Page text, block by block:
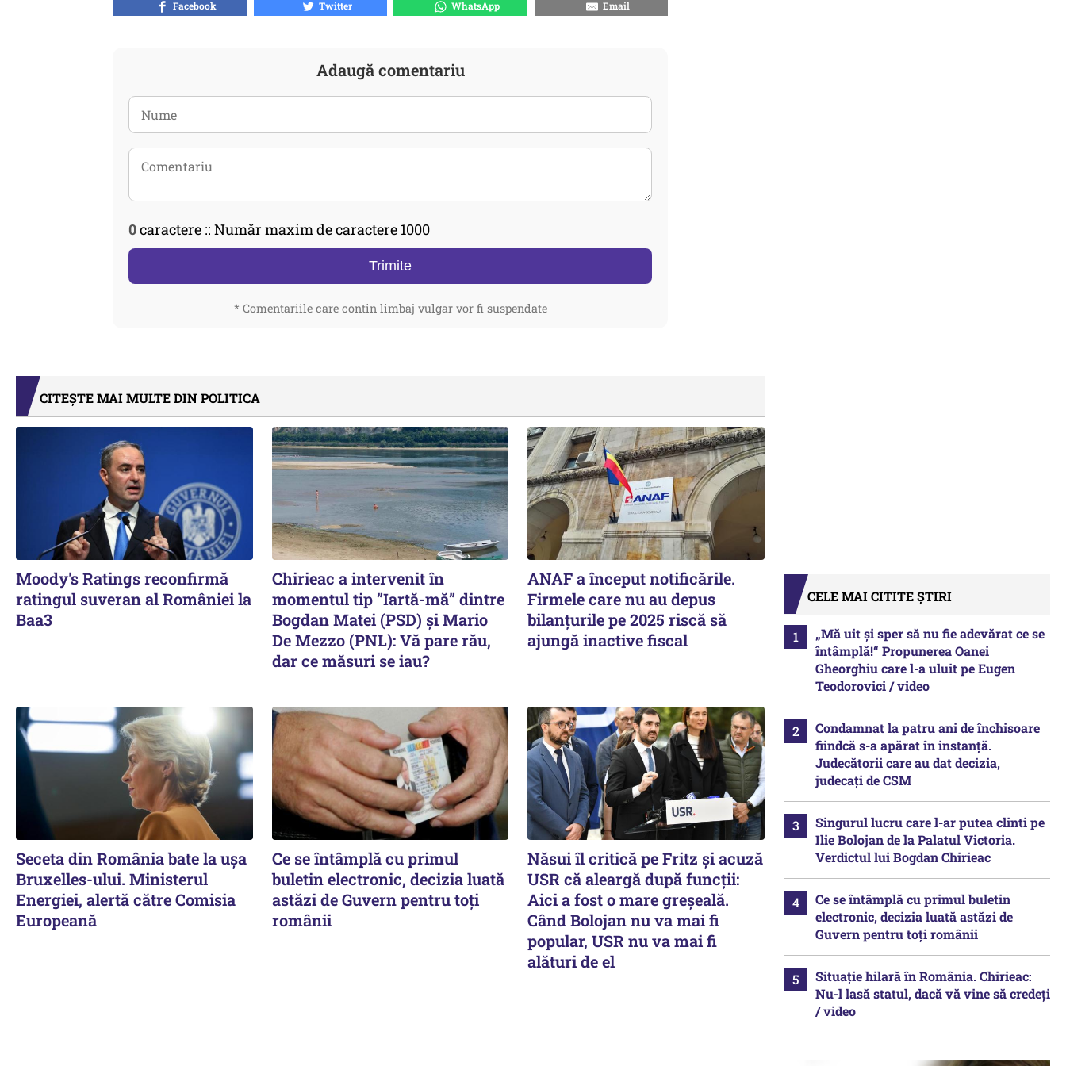
Facebook Twitter WhatsApp Email
Adaugă comentariu
0caractere :: Număr maxim de caractere 1000
Trimite
* Comentariile care contin limbaj vulgar vor fi suspendate
CITEȘTE MAI MULTE DIN POLITICA
Moody's Ratings reconfirmă
ratingul suveran al României la
Baa3
Chirieac a intervenit în
momentul tip ”Iartă-mă” dintre
Bogdan Matei (PSD) și Mario
De Mezzo (PNL): Vă pare rău,
dar ce măsuri se iau?
ANAF a început notificările.
Firmele care nu au depus
bilanțurile pe 2025 riscă să
ajungă inactive fiscal
Seceta din România bate la ușa
Bruxelles-ului. Ministerul
Energiei, alertă către Comisia
Europeană
Ce se întâmplă cu primul
buletin electronic, decizia luată
astăzi de Guvern pentru toți
românii
Năsui îl critică pe Fritz și acuză
USR că aleargă după funcții:
Aici a fost o mare greșeală.
Când Bolojan nu va mai fi
popular, USR nu va mai fi
alături de el
CELE MAI CITITE ȘTIRI
„Mă uit și sper să nu fie adevărat ce se
întâmplă!“ Propunerea Oanei
Gheorghiu care l-a uluit pe Eugen
Teodorovici / video
Condamnat la patru ani de închisoare
fiindcă s-a apărat în instanță.
Judecătorii care au dat decizia,
judecați de CSM
Singurul lucru care l-ar putea clinti pe
Ilie Bolojan de la Palatul Victoria.
Verdictul lui Bogdan Chirieac
Ce se întâmplă cu primul buletin
electronic, decizia luată astăzi de
Guvern pentru toți românii
Situație hilară în România. Chirieac:
Nu-l lasă statul, dacă vă vine să credeți
/ video